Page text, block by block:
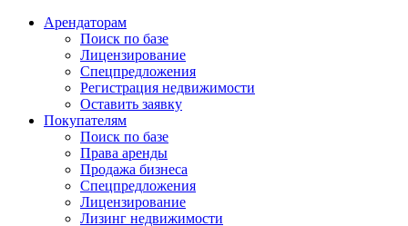
Арендаторам
Поиск по базе
Лицензирование
Спецпредложения
Регистрация недвижимости
Оставить заявку
Покупателям
Поиск по базе
Права аренды
Продажа бизнеса
Спецпредложения
Лицензирование
Лизинг недвижимости